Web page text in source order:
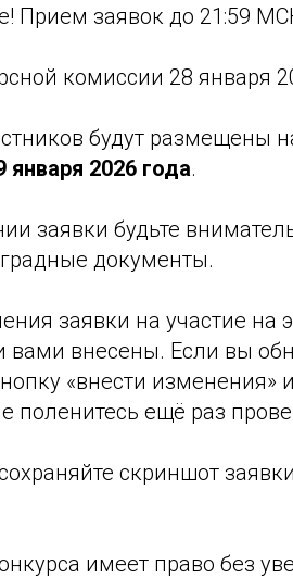
Прием заявок до 21:59
комиссии 28 января
будут размещены
января 2026 года.
заявки будьте
документы.
заявки на участие на
вами внесены. Если вы
«внести изменения»
поленитесь ещё раз
скриншот
имеет право без